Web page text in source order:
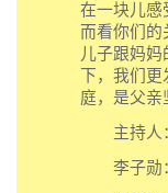
在一块儿感
而看你们的
儿子跟妈
下，我们
庭，是父亲
主持人：
李子勋：